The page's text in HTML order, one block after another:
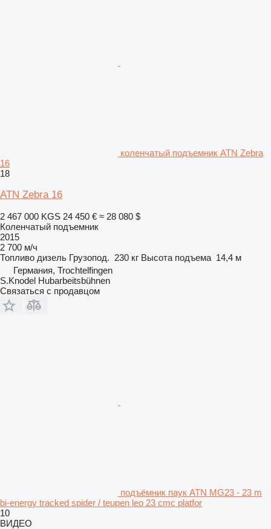
коленчатый подъемник ATN Zebra
16
18
ATN Zebra 16
2 467 000 KGS 24 450 € ≈ 28 080 $
Коленчатый подъемник
2015
2 700 м/ч
Топливо дизель Грузопод. 230 кг Высота подъема 14,4 м
Германия, Trochtelfingen
S.Knodel Hubarbeitsbühnen
Связаться с продавцом
подъёмник паук ATN MG23 - 23 m
bi-energy tracked spider / teupen leo 23 cmc platfor
10
ВИДЕО